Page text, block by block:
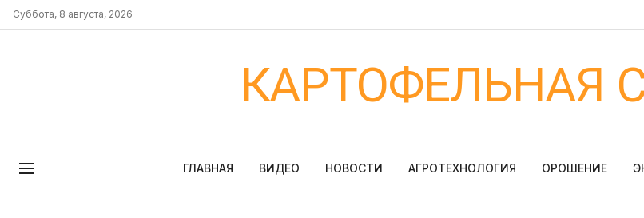
Суббота, 8 августа, 2026
КАРТОФЕЛЬНАЯ
ГЛАВНАЯ ВИДЕО НОВОСТИ АГРОТЕХНОЛОГИЯ ОРОШЕНИЕ